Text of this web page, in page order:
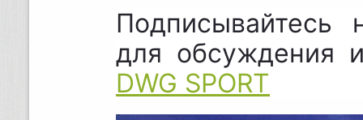
Подписывайтесь
для обсуждения
DWG SPORT